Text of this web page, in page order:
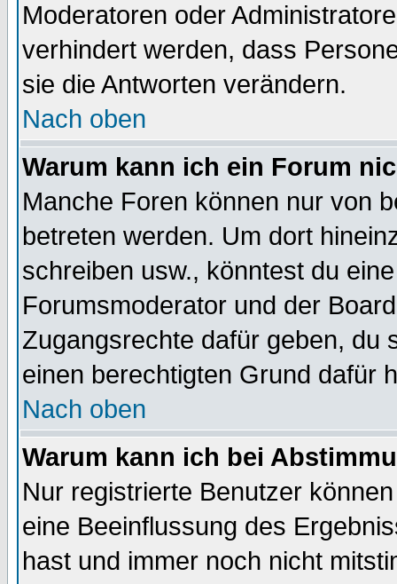
Moderatoren oder
verhindert werden, dass
sie die Antworten verändern.
Nach oben
Warum kann ich ein Forum
Manche Foren können nur von
betreten werden. Um dort
schreiben usw., könntest du
Forumsmoderator und der
Zugangsrechte dafür geben, du
einen berechtigten Grund dafür
Nach oben
Warum kann ich bei
Nur registrierte Benutzer
eine Beeinflussung des
hast und immer noch nicht